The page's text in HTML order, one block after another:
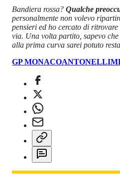
Bandiera rossa? Qualche
personalmente non volevo
pensieri ed ho cercato di
via. Una volta partito, sapevo che
alla prima curva sarei potuto
GP MONACOANTONELLI